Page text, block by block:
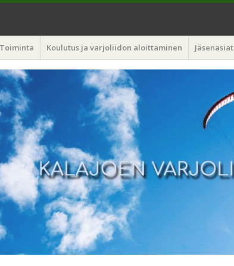
Toiminta Koulutus ja varjoliidon aloittaminen Jäsenasiat